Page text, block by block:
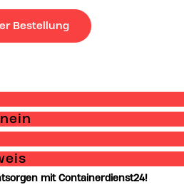
Bestellung
mit Containerdienst24!